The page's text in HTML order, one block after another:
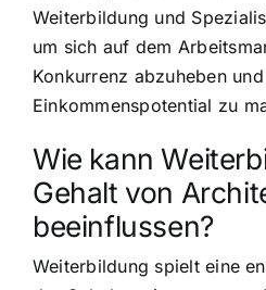
Weiterbildung und
um sich auf dem
Konkurrenz abzuheben
Einkommenspotential zu
Wie kann
Gehalt von
beeinflussen?
Weiterbildung spielt eine